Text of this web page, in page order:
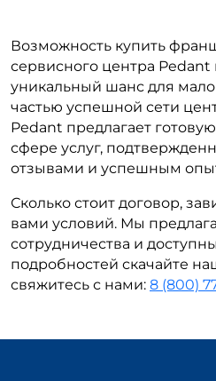
Возможность купить
сервисного центра Pedant
уникальный шанс для
частью успешной сети
Pedant предлагает
сфере услуг,
отзывами и успешным
Сколько стоит договор,
вами условий. Мы
сотрудничества и
подробностей скачайте
свяжитесь с нами: 8 (800)